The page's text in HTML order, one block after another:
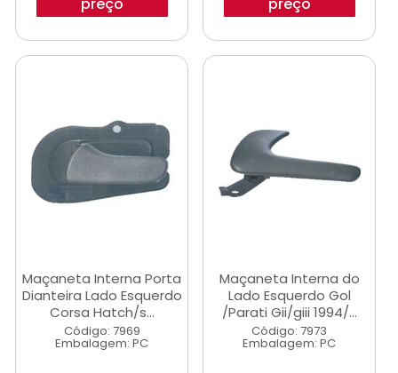
Maçaneta Interna Porta
Dianteira Lado Esquerdo
Corsa Hatch/s...
Código: 7969
Embalagem: PC
Maçaneta Interna do
Lado Esquerdo Gol
/Parati Gii/giii 1994/...
Código: 7973
Embalagem: PC